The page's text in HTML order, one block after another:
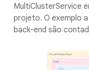
MultiClusterService
projeto. O exemplo
back-end são